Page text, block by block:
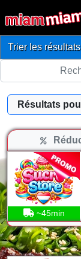
Résultats
~45min